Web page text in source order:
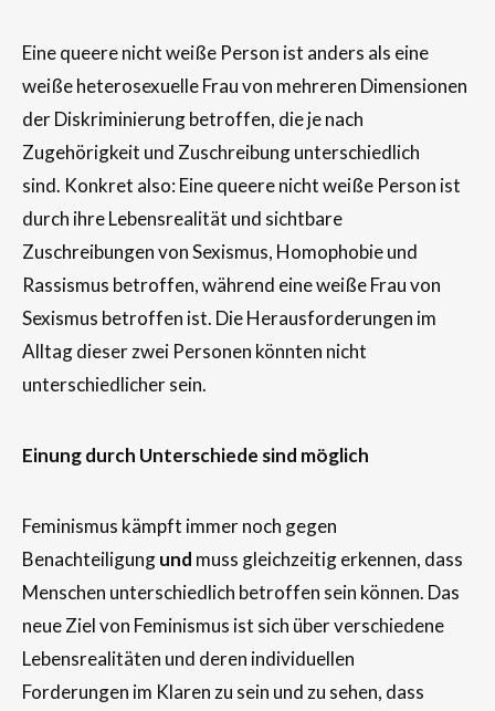
Eine queere nicht weiße Person ist anders als eine
weiße heterosexuelle Frau von mehreren Dimensionen
der Diskriminierung betroffen, die je nach
Zugehörigkeit und Zuschreibung unterschiedlich
sind. Konkret also: Eine queere nicht weiße Person ist
durch ihre Lebensrealität und sichtbare
Zuschreibungen von Sexismus, Homophobie und
Rassismus betroffen, während eine weiße Frau von
Sexismus betroffen ist. Die Herausforderungen im
Alltag dieser zwei Personen könnten nicht
unterschiedlicher sein.
Einung durch Unterschiede sind möglich
Feminismus kämpft immer noch gegen
Benachteiligungund muss gleichzeitig erkennen, dass
Menschen unterschiedlich betroffen sein können. Das
neue Ziel von Feminismus ist sich über verschiedene
Lebensrealitäten und deren individuellen
Forderungen im Klaren zu sein und zu sehen, dass